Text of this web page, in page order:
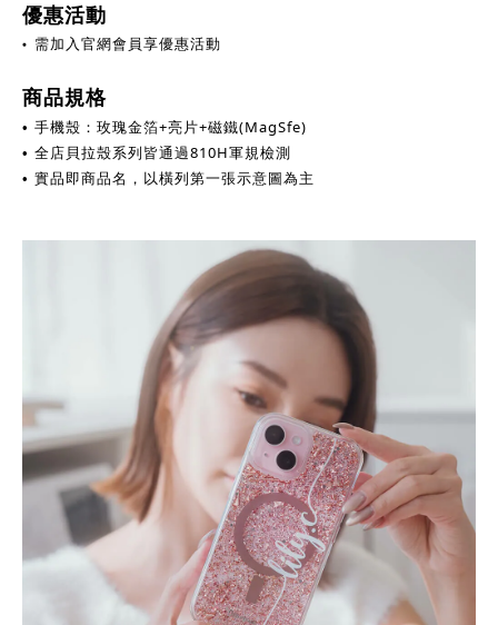
優惠活動
• 需加入官網會員享優惠活動
商品規格
• 手機殼：玫瑰金箔+亮片+磁鐵(MagSfe)
• 全店貝拉殼系列皆通過810H軍規檢測
• 實品即商品名，以橫列第一張示意圖為主